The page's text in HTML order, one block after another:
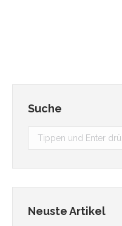
Suche
Search:
Neuste Artikel